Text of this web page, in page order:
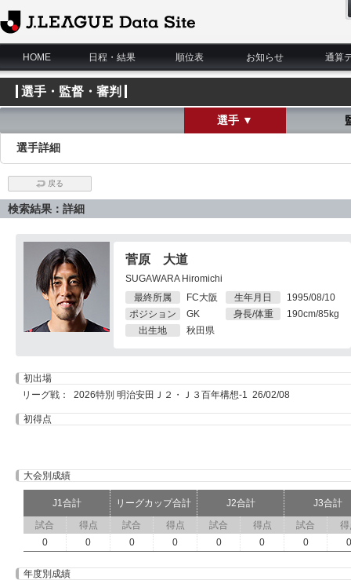
J.League Data Site
HOME
日程・結果 順位表 お知らせ 通算
選手・監督・審判
選手 ▼
選手詳細
戻る
検索結果：詳細
菅原 大道
SUGAWARA Hiromichi
最終所属
FC大阪
ポジション
GK
出生地
秋田県
生年月日
1995/08/10
身長/体重
190cm/85kg
初出場
リーグ戦： 2026特別 明治安田Ｊ２・Ｊ３百年構想-1 26/02/08
初得点
大会別成績
J1合計 リーグカップ合計 J2合計
J3合計
試合
得点 試合 得点 試合 得点 試合
得
0
0 0 0 0 0 0 0
年度別成績